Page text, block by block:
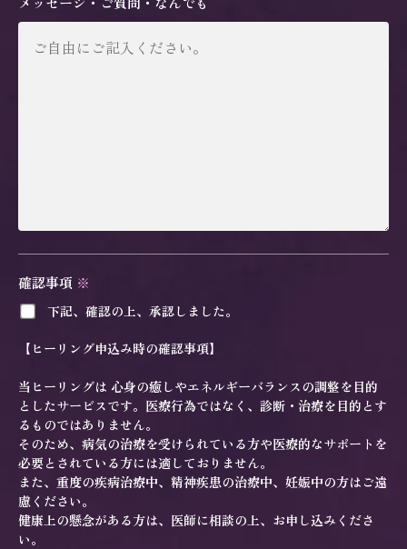
確認事項 ※
下記、確認の上、承認しました。
【ヒーリング申込み時の確認事項】
当ヒーリングは 心身の癒しやエネルギーバランスの調整を目的
としたサービスです。医療行為ではなく、診断・治療を目的とす
るものではありません。
そのため、病気の治療を受けられている方や医療的なサポートを
必要とされている方には適しておりません。
また、重度の疾病治療中、精神疾患の治療中、妊娠中の方はご遠
慮ください。
健康上の懸念がある方は、医師に相談の上、お申し込みくださ
い。